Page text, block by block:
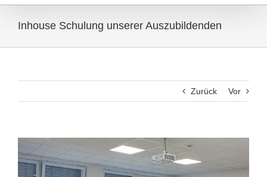
Inhouse Schulung unserer Auszubildenden
Zurück Vor
Zeige
grösseres
Bild